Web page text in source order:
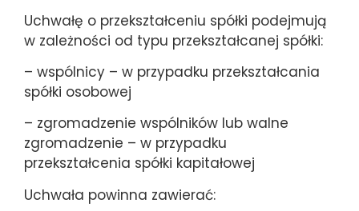
Uchwałę o przekształceniu spółki podejmują
w zależności od typu przekształcanej spółki:
– wspólnicy – w przypadku przekształcania
spółki osobowej
– zgromadzenie wspólników lub walne
zgromadzenie – w przypadku
przekształcenia spółki kapitałowej
Uchwała powinna zawierać: